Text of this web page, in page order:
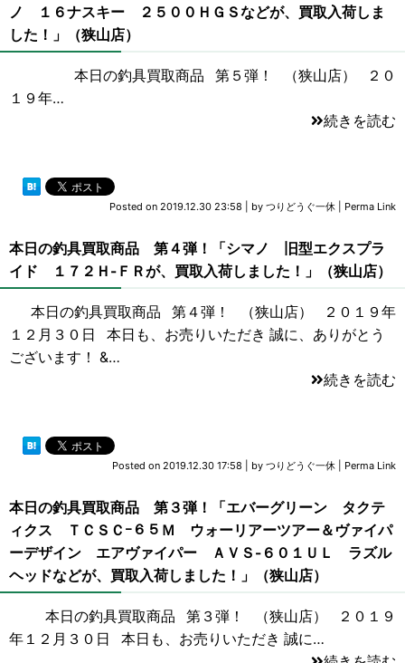
ノ １６ナスキー ２５００ＨＧＳなどが、買取入荷しま
した！」（狭山店）
本日の釣具買取商品 第５弾！ （狭山店） ２０
１９年…
続きを読む
Posted on 2019.12.30 23:58 by つりどうぐ一休 Perma Link
本日の釣具買取商品 第４弾！「シマノ 旧型エクスプラ
イド １７２Ｈ-ＦＲが、買取入荷しました！」（狭山店）
本日の釣具買取商品 第４弾！ （狭山店） ２０１９年
１２月３０日 本日も、お売りいただき 誠に、ありがとう
ございます！ &…
続きを読む
Posted on 2019.12.30 17:58 by つりどうぐ一休 Perma Link
本日の釣具買取商品 第３弾！「エバーグリーン タクテ
ィクス ＴＣＳＣｰ６５Ｍ ウォーリアーツアー＆ヴァイパ
ーデザイン エアヴァイパー ＡＶＳ-６０１ＵＬ ラズル
ヘッドなどが、買取入荷しました！」（狭山店）
本日の釣具買取商品 第３弾！ （狭山店） ２０１９
年１２月３０日 本日も、お売りいただき 誠に…